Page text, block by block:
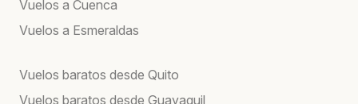
Vuelos a Cuenca
Vuelos a Esmeraldas
Vuelos baratos desde Quito
Vuelos baratos desde Guayaquil